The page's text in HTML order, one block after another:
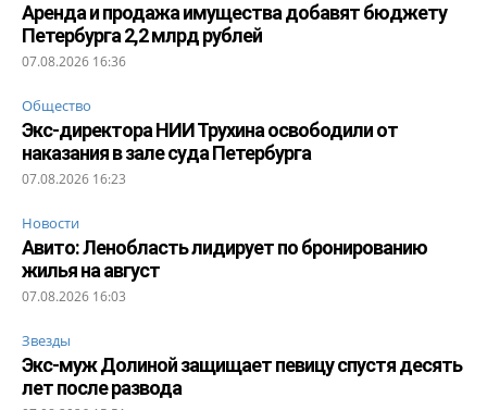
Аренда и продажа имущества добавят бюджету
Петербурга 2,2 млрд рублей
07.08.2026 16:36
Общество
Экс-директора НИИ Трухина освободили от
наказания в зале суда Петербурга
07.08.2026 16:23
Новости
Авито: Ленобласть лидирует по бронированию
жилья на август
07.08.2026 16:03
Звезды
Экс-муж Долиной защищает певицу спустя десять
лет после развода